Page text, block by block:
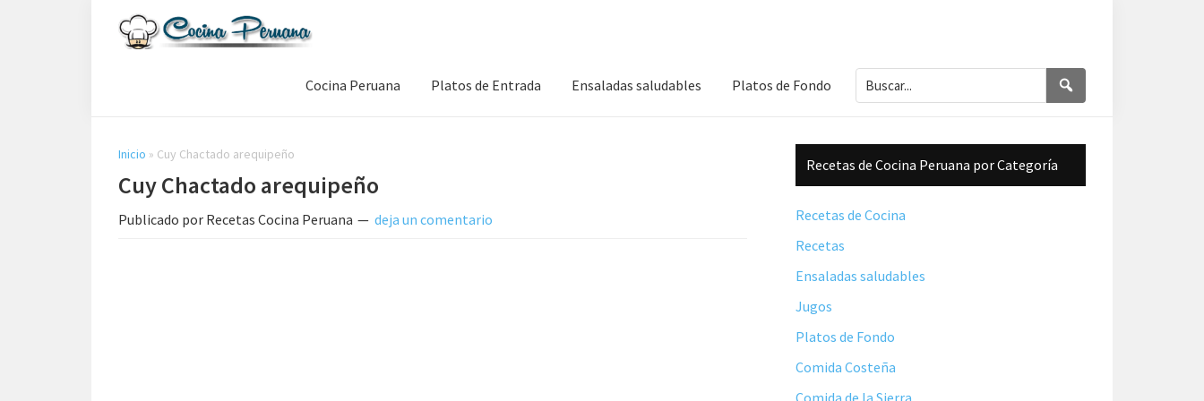
de
Comida
Peruana
Cocina Peruana Platos de Entrada Ensaladas saludables Platos de Fondo Buscar...
Inicio » Cuy Chactado arequipeño
Cuy Chactado arequipeño
Publicado por Recetas Cocina Peruana deja un comentario
Barra
lateral
principal
Recetas de Cocina Peruana por Categoría
Recetas de Cocina
Recetas
Ensaladas saludables
Jugos
Platos de Fondo
Comida Costeña
Comida de la Sierra